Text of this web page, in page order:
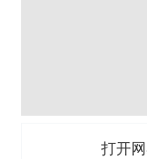
打开